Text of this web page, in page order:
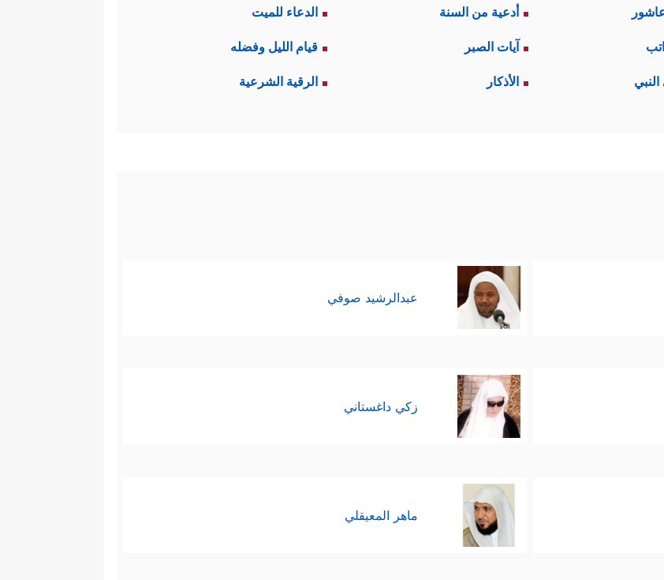
أدعية من السنة الدعاء للميت
آيات الصبر قيام الليل وفضله
الأذكار الرقية الشرعية
عبدالرشيد صوفي
زكي داغستاني
ماهر المعيقلي